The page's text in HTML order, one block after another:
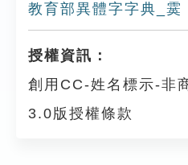
教育部異體字字典_霙
授權資訊：
創用CC-姓名標示-非
3.0版授權條款